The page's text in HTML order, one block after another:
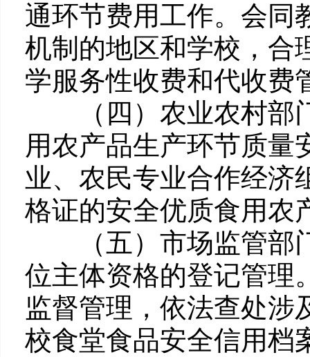
通环节费用工作。会同
机制的地区和学校，合
学服务性收费和代收费
（四）农业农村部门
用农产品生产环节质量
业、农民专业合作经济
格证的安全优质食用农
（五）市场监管部门
位主体资格的登记管理
监督管理，依法查处涉
校食堂食品安全信用档